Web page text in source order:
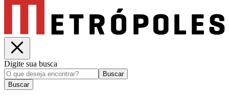
Digite sua busca
Buscar
Buscar